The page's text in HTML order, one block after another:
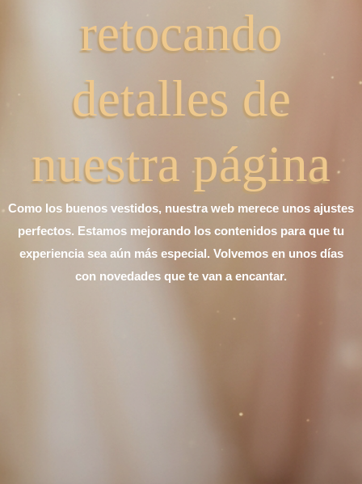
retocando
detalles de
nuestra página
Como los buenos vestidos, nuestra web merece unos ajustes
perfectos. Estamos mejorando los contenidos para que tu
experiencia sea aún más especial. Volvemos en unos días
con novedades que te van a encantar.